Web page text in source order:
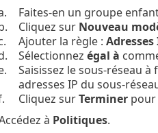
Faites-en un groupe
Cliquez sur Nouveau
Ajouter la règle : Adresses
Sélectionnez égal à
Saisissez le sous-réseau
adresses IP du sous-
Cliquez surTerminerpour
à Politiques.